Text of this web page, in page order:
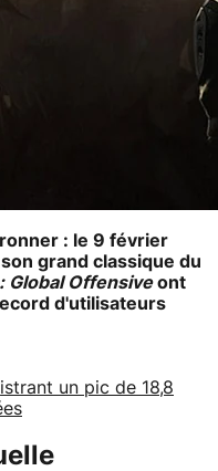
: le 9 février
grand classique du
Global Offensiveont
d'utilisateurs
un pic de 18,8